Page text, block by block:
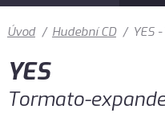
Úvod / Hudební CD / YES
YES
Tormato-